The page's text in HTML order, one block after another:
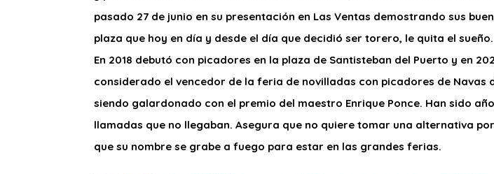
pasado 27 de junio en su presentación en Las Ventas demostrando sus
plaza que hoy en día y desde el día que decidió ser torero, le quita el sueño.
En 2018 debutó con picadores en la plaza de Santisteban del Puerto y en
considerado el vencedor de la feria de novilladas con picadores de Navas
siendo galardonado con el premio del maestro Enrique Ponce. Han sido
llamadas que no llegaban. Asegura que no quiere tomar una alternativa
que su nombre se grabe a fuego para estar en las grandes ferias.